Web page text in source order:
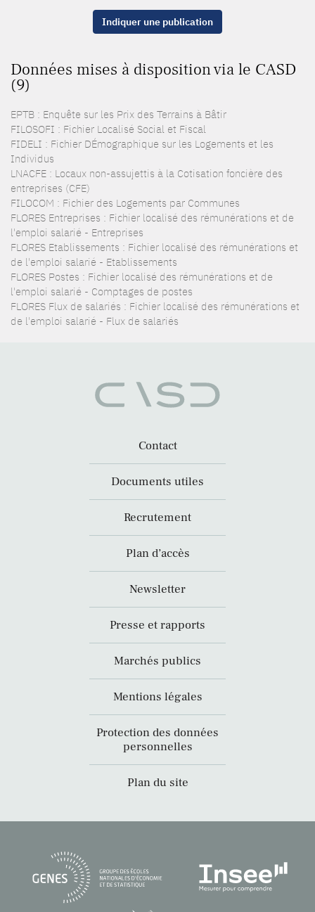
Indiquer une publication
Données mises à disposition via le CASD
(9)
EPTB : Enquête sur les Prix des Terrains à Bâtir
FILOSOFI : Fichier Localisé Social et Fiscal
FIDELI : Fichier DÉmographique sur les Logements et les
Individus
LNACFE : Locaux non-assujettis à la Cotisation foncière des
entreprises (CFE)
FILOCOM : Fichier des Logements par Communes
FLORES Entreprises : Fichier localisé des rémunérations et de
l'emploi salarié - Entreprises
FLORES Etablissements : Fichier localisé des rémunérations et
de l'emploi salarié - Etablissements
FLORES Postes : Fichier localisé des rémunérations et de
l'emploi salarié - Comptages de postes
FLORES Flux de salariés : Fichier localisé des rémunérations et
de l'emploi salarié - Flux de salariés
Contact
Documents utiles
Recrutement
Plan d’accès
Newsletter
Presse et rapports
Marchés publics
Mentions légales
Protection des données
personnelles
Plan du site